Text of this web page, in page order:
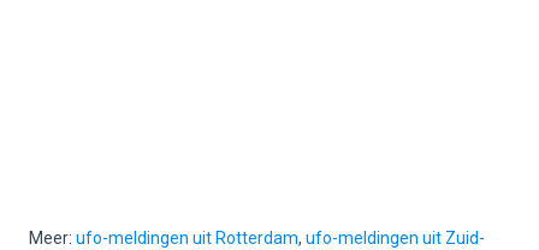
Meer: ufo-meldingen uit Rotterdam, ufo-meldingen uit Zuid-